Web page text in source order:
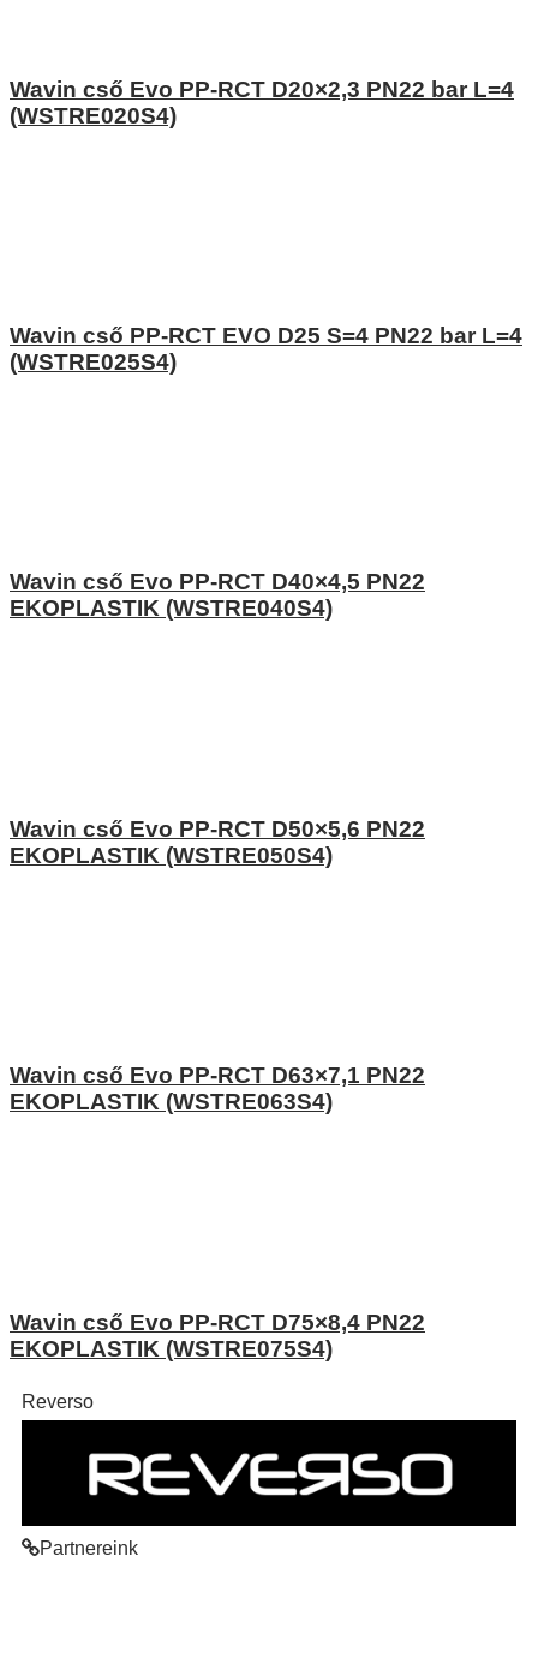
Wavin cső Evo PP-RCT D20×2,3 PN22 bar L=4
(WSTRE020S4)
Wavin cső PP-RCT EVO D25 S=4 PN22 bar L=4
(WSTRE025S4)
Wavin cső Evo PP-RCT D40×4,5 PN22
EKOPLASTIK (WSTRE040S4)
Wavin cső Evo PP-RCT D50×5,6 PN22
EKOPLASTIK (WSTRE050S4)
Wavin cső Evo PP-RCT D63×7,1 PN22
EKOPLASTIK (WSTRE063S4)
Wavin cső Evo PP-RCT D75×8,4 PN22
EKOPLASTIK (WSTRE075S4)
Reverso
Partnereink